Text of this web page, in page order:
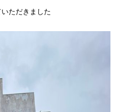
ただきました